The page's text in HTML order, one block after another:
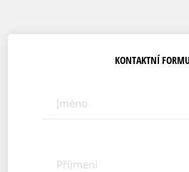
KONTAKTNÍ